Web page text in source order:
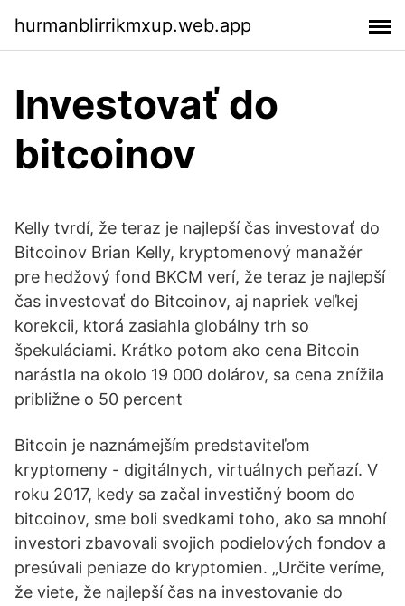
hurmanblirrikmxup.web.app
Investovať do
bitcoinov
Kelly tvrdí, že teraz je najlepší čas investovať do
Bitcoinov Brian Kelly, kryptomenový manažér
pre hedžový fond BKCM verí, že teraz je najlepší
čas investovať do Bitcoinov, aj napriek veľkej
korekcii, ktorá zasiahla globálny trh so
špekuláciami. Krátko potom ako cena Bitcoin
narástla na okolo 19 000 dolárov, sa cena znížila
približne o 50 percent
Bitcoin je naznámejším predstaviteľom
kryptomeny - digitálnych, virtuálnych peňazí. V
roku 2017, kedy sa začal investičný boom do
bitcoinov, sme boli svedkami toho, ako sa mnohí
investori zbavovali svojich podielových fondov a
presúvali peniaze do kryptomien. „Určite veríme,
že viete, že najlepší čas na investovanie do